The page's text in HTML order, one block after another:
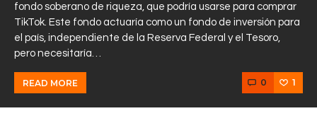
Descarga La APP
Programas
Noticias
Equipo
Sobre Nosotros
fondo soberano de riqueza, que podría usarse para comprar
TikTok. Este fondo actuaría como un fondo de inversión para
el país, independiente de la Reserva Federal y el Tesoro,
pero necesitaría…
READ MORE 0 1